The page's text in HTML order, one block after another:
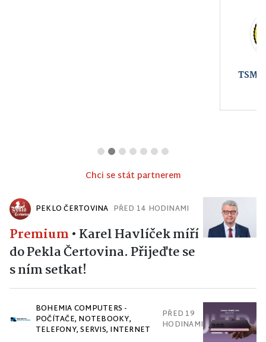
telefony, servis,
Chci se stát partnerem
PEKLO ČERTOVINA PŘED 14 HODINAMI
Premium • Karel Havlíček míří
do Pekla Čertovina. Přijeďte se
s ním setkat!
BOHEMIA COMPUTERS -
POČÍTAČE, NOTEBOOKY,
TELEFONY, SERVIS, INTERNET
PŘED 19
HODINAMI